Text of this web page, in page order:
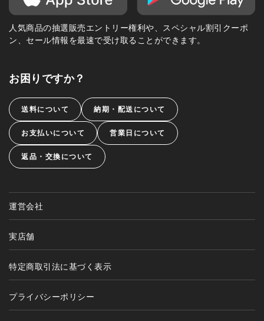
人気商品の抽選販売エントリー権利や、スペシャル割引クーポ
ン、セール情報を最速で受け取ることができます。
お困りですか？
送料について 納期・配送について
お支払いについて 営業日について
返品・交換について
運営会社
実店舗
特定商取引法に基づく表示
プライバシーポリシー